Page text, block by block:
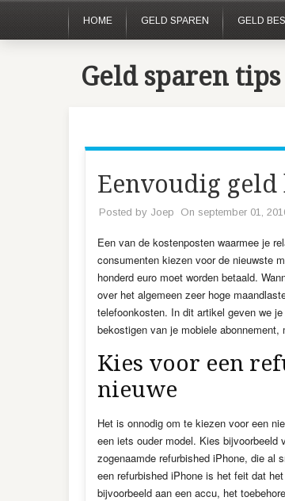
HOME GELD SPAREN GELD
Geld sparen tips
Eenvoudig geld
Posted by Joep On september 01,
Een van de kostenposten waarmee je
consumenten kiezen voor de nieuwste
honderd euro moet worden betaald.
over het algemeen zeer hoge
telefoonkosten. In dit artikel geven we
bekostigen van je mobiele
Kies voor een
nieuwe
Het is onnodig om te kiezen voor een
een iets ouder model. Kies bijvoorbeeld
zogenaamde refurbished iPhone, die al
een refurbished iPhone is het feit dat
bijvoorbeeld aan een accu, het